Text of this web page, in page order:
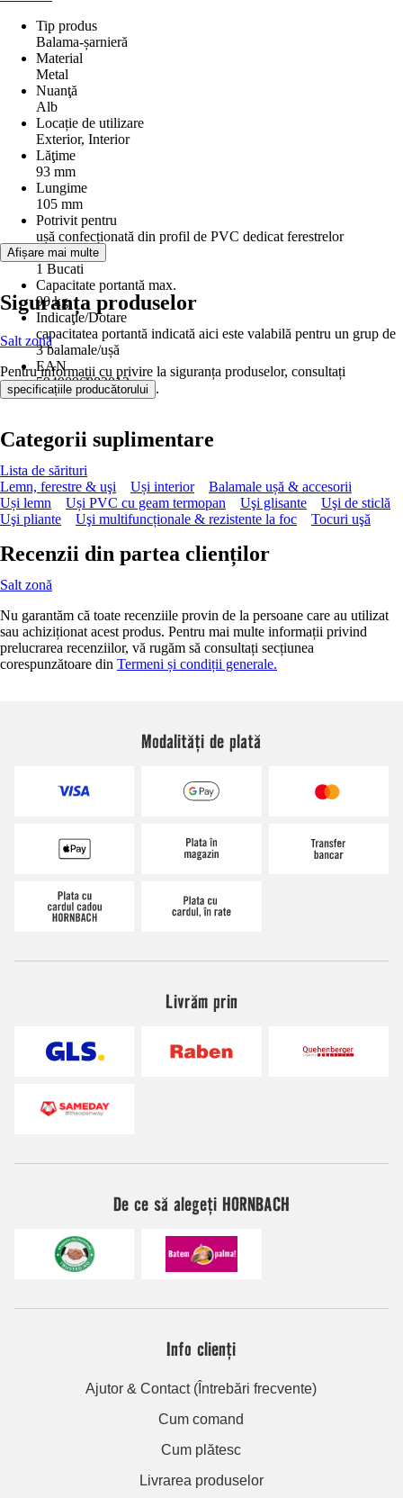
Tip produs
Balama-șarnieră
Material
Metal
Nuanţă
Alb
Locație de utilizare
Exterior, Interior
Lăţime
93 mm
Lungime
105 mm
Potrivit pentru
ușă confecționată din profil de PVC dedicat ferestrelor
Conţinut
1 Bucati
Capacitate portantă max.
90 kg
Indicaţie/Dotare
capacitatea portantă indicată aici este valabilă pentru un grup de
3 balamale/ușă
EAN
5949096882013
Afișare mai multe
Siguranța produselor
Salt zonă
Pentru informații cu privire la siguranța produselor, consultați
specificațiile producătorului .
Categorii suplimentare
Lista de sărituri
Lemn, ferestre & uşi
Uși interior
Balamale ușă & accesorii
Uși lemn
Uși PVC cu geam termopan Uşi glisante
Uşi de sticlă
Uşi pliante
Uşi multifuncționale & rezistente la foc Tocuri uşă
Recenzii din partea clienților
Salt zonă
Nu garantăm că toate recenziile provin de la persoane care au utilizat
sau achiziționat acest produs. Pentru mai multe informații privind
prelucrarea recenziilor, vă rugăm să consultați secțiunea
corespunzătoare din Termeni și condiții generale.
Modalități de plată
Livrăm prin
De ce să alegeți HORNBACH
Info clienți
Ajutor & Contact (Întrebări frecvente)
Cum comand
Cum plătesc
Livrarea produselor